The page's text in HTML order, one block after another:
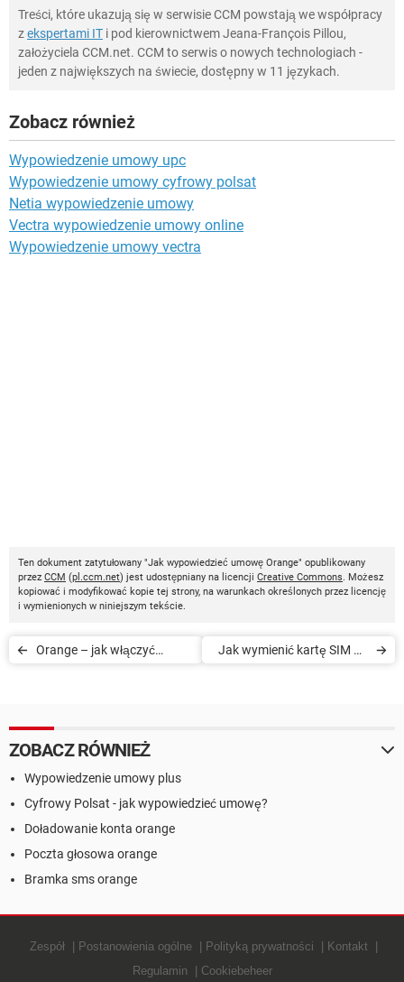
Treści, które ukazują się w serwisie CCM powstają we współpracy
zekspertami IT i pod kierownictwem Jeana-François Pillou,
założyciela CCM.net. CCM to serwis o nowych technologiach -
jeden z największych na świecie, dostępny w 11 językach.
Zobacz również
Wypowiedzenie umowy upc
Wypowiedzenie umowy cyfrowy polsat
Netia wypowiedzenie umowy
Vectra wypowiedzenie umowy online
Wypowiedzenie umowy vectra
Ten dokument zatytułowany "Jak wypowiedzieć umowę Orange" opublikowany
przez CCM (pl.ccm.net) jest udostępniany na licencji Creative Commons. Możesz
kopiować i modyfikować kopie tej strony, na warunkach określonych przez licencję
i wymienionych w niniejszym tekście.
Orange – jak włączyć
Jak wymienić kartę SIM na
ZOBACZ RÓWNIEŻ
Wypowiedzenie umowy plus
Cyfrowy Polsat - jak wypowiedzieć umowę?
Doładowanie konta orange
Poczta głosowa orange
Bramka sms orange
Zespół Postanowienia ogólne Polityką prywatności
Kontakt
Regulamin
Cookiebeheer